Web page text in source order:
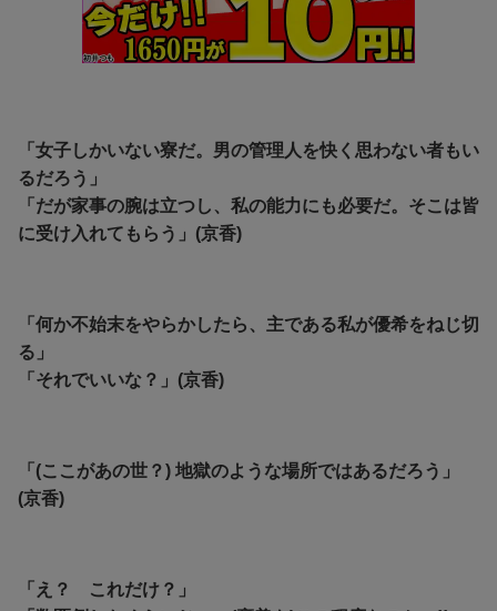
「女子しかいない寮だ。男の管理人を快く思わない者もい
るだろう」
「だが家事の腕は立つし、私の能力にも必要だ。そこは皆
に受け入れてもらう」(京香)
「何か不始末をやらかしたら、主である私が優希をねじ切
る」
「それでいいな？」(京香)
「(ここがあの世？) 地獄のような場所ではあるだろう」
(京香)
「え？ これだけ？」